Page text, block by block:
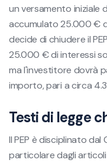
un versamento iniziale
accumulato 25.000 €
decide di chiudere il
25.000 € di interessi
ma l'investitore dovrà
importo, pari a circa
Testi di legge
Il PEP è disciplinato
particolare dagli